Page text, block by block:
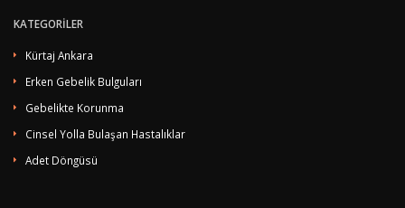
KATEGORİLER
Kürtaj Ankara
Erken Gebelik Bulguları
Gebelikte Korunma
Cinsel Yolla Bulaşan Hastalıklar
Adet Döngüsü